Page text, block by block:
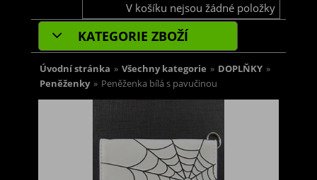
V košíku nejsou žádné položky
KATEGORIE ZBOŽÍ
Úvodní stránka » Všechny kategorie » DOPLŇKY »
Peněženky » Peněženka bílá s pavučinou